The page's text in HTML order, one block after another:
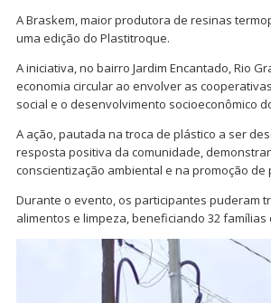
A Braskem, maior produtora de resinas
uma edição do Plastitroque.
A iniciativa, no bairro Jardim Encantado, Rio
economia circular ao envolver as
social e o desenvolvimento socioeconômico
A ação, pautada na troca de plástico a ser
resposta positiva da comunidade,
conscientização ambiental e na promoção de
Durante o evento, os participantes puderam
alimentos e limpeza, beneficiando 32 famílias